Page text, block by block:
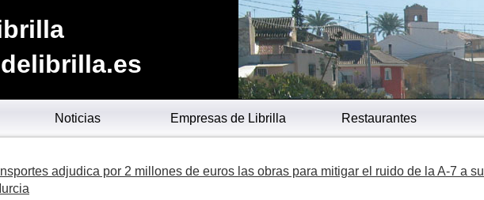
Noticias Empresas de Librilla Restaurantes
adjudica por 2 millones de euros las obras para mitigar el ruido de la A-7 a su